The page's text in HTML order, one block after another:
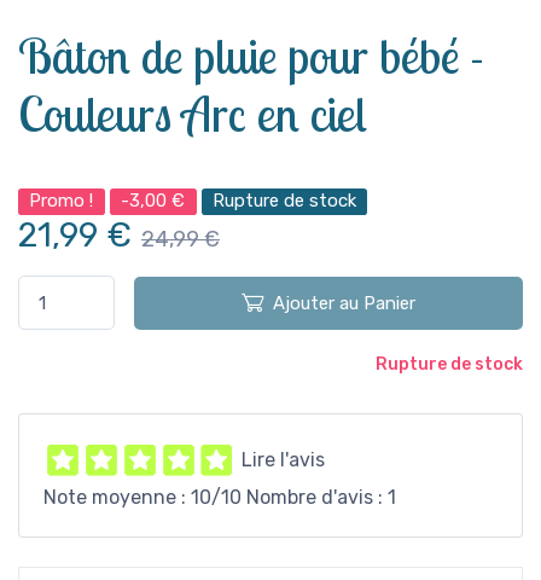
Bâton de pluie pour bébé -
Couleurs Arc en ciel
Promo ! -3,00 € Rupture de stock
21,99 € 24,99 €
Ajouter au Panier
Rupture de stock
Lire l'avis
Note moyenne : 10/10 Nombre d'avis : 1